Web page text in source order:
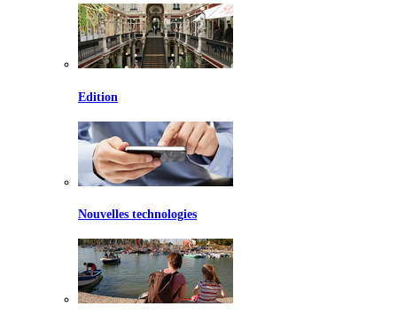
Edition
Nouvelles technologies